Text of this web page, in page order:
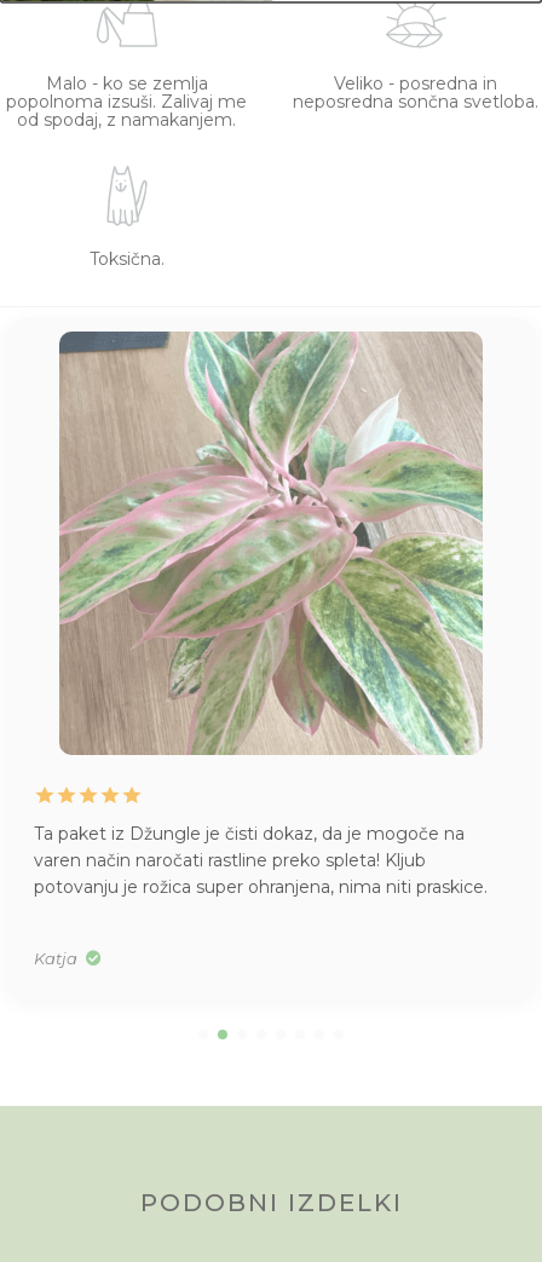
Malo - ko se zemlja
popolnoma izsuši. Zalivaj me
od spodaj, z namakanjem.
Veliko - posredna in
neposredna sončna svetloba.
Toksična.
Ta paket iz Džungle je čisti dokaz, da je mogoče na
varen način naročati rastline preko spleta! Kljub
potovanju je rožica super ohranjena, nima niti praskice.
Katja
PODOBNI IZDELKI